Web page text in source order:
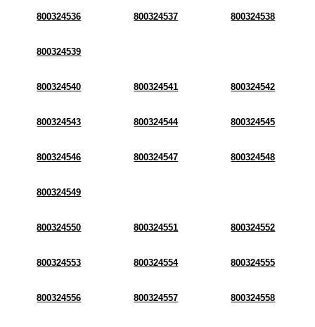
800324536 800324537 800324538
800324539
800324540 800324541 800324542
800324543 800324544 800324545
800324546 800324547 800324548
800324549
800324550 800324551 800324552
800324553 800324554 800324555
800324556 800324557 800324558